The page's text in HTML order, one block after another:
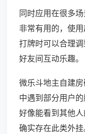
同时应用在很多
非常有用的，使
打牌时可以合理
好友间互动乐趣。
微乐斗地主自建
中遇到部分用户
好像能看到其他
确实存在此类外